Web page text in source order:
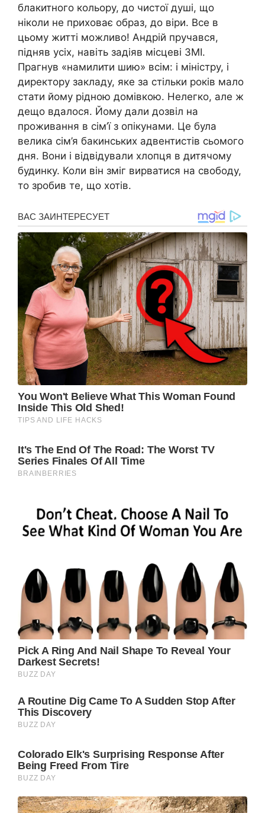
блакитного кольору, до чистої душі, що
ніколи не приховає образ, до віри. Все в
цьому житті можливо! Андрій пручався,
підняв усіх, навіть задіяв місцеві ЗМІ.
Прагнув «намилити шию» всім: і міністру, і
директору закладу, яке за стільки років мало
стати йому рідною домівкою. Нелегко, але ж
дещо вдалося. Йому дали дозвіл на
проживання в сім’ї з опікунами. Це була
велика сім’я бакинських адвентистів сьомого
дня. Вони і відвідували хлопця в дитячому
будинку. Коли він зміг вирватися на свободу,
то зробив те, що хотів.